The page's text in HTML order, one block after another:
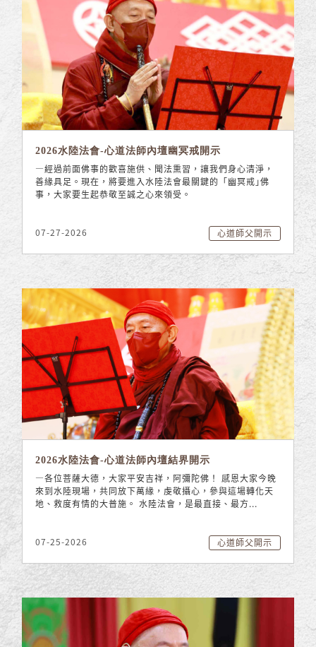
2026水陸法會-心道法師內壇幽冥戒開示
—經過前面佛事的歡喜施供、聞法熏習，讓我們身心清淨，
善緣具足。現在，將要進入水陸法會最關鍵的「幽冥戒｣佛
事，大家要生起恭敬至誠之心來領受。
07-27-2026 心道師父開示
2026水陸法會-心道法師內壇結界開示
—各位菩薩大德，大家平安吉祥，阿彌陀佛！ 感恩大家今晚
來到水陸現場，共同放下萬緣，虔敬攝心，參與這場轉化天
地、救度有情的大普施。 水陸法會，是最直接、最方...
07-25-2026 心道師父開示